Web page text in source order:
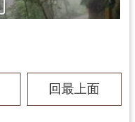
回最上面